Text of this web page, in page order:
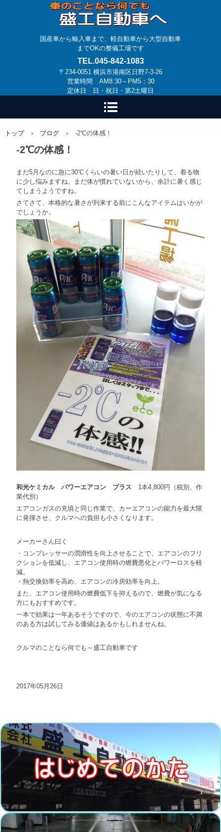
国産車から輸入車まで、軽自動車から大型自動車
までOKの整備工場です
TEL.045-842-1083
〒234-0051 横浜市港南区日野7-3-26
営業時間 AM8:30～PM5：30
定休日 日・祝日・第2土曜日
トップ › ブログ › -2℃の体感！
-2℃の体感！
まだ5月なのに急に30℃くらいの暑い日が続いたりして、着る物
に少し悩みますね。まだ体が慣れていないから、余計に暑く感じ
てしまうようですね。
さてさて、本格的な暑さが到来する前にこんなアイテムはいかが
でしょうか。
和光ケミカル パワーエアコン プラス 1本4,800円（税別、作
業代別）
エアコンガスの充填と同じ作業で、カーエアコンの能力を最大限
に発揮させ、クルマへの負担も小さくなります。
メーカーさん曰く
・コンプレッサーの潤滑性を向上させることで、エアコンのフリ
クションを低減し、エアコン使用時の燃費悪化とパワーロスを軽
減。
・熱交換効率を高め、エアコンの冷房効率を向上。
また、エアコン使用時の燃費低下を抑えるので、燃費が気になる
方にもおすすめです。
一本で効果は一年あるそうですので、今のエアコンの状態に不満
のある方は試してみる価値はあるかもしれませんね。
クルマのことなら何でも～盛工自動車です
2017年05月26日